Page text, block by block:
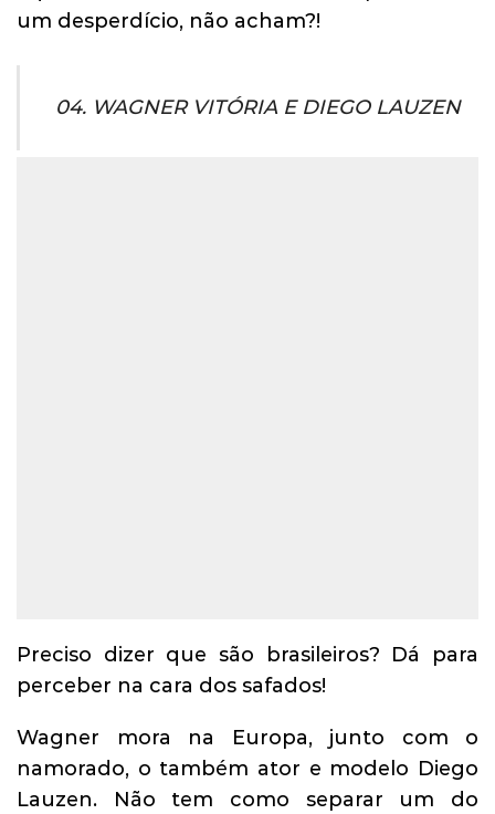
um desperdício, não acham?!
04. WAGNER VITÓRIA E DIEGO LAUZEN
Preciso dizer que são brasileiros? Dá para
perceber na cara dos safados!
Wagner mora na Europa, junto com o
namorado, o também ator e modelo Diego
Lauzen. Não tem como separar um do